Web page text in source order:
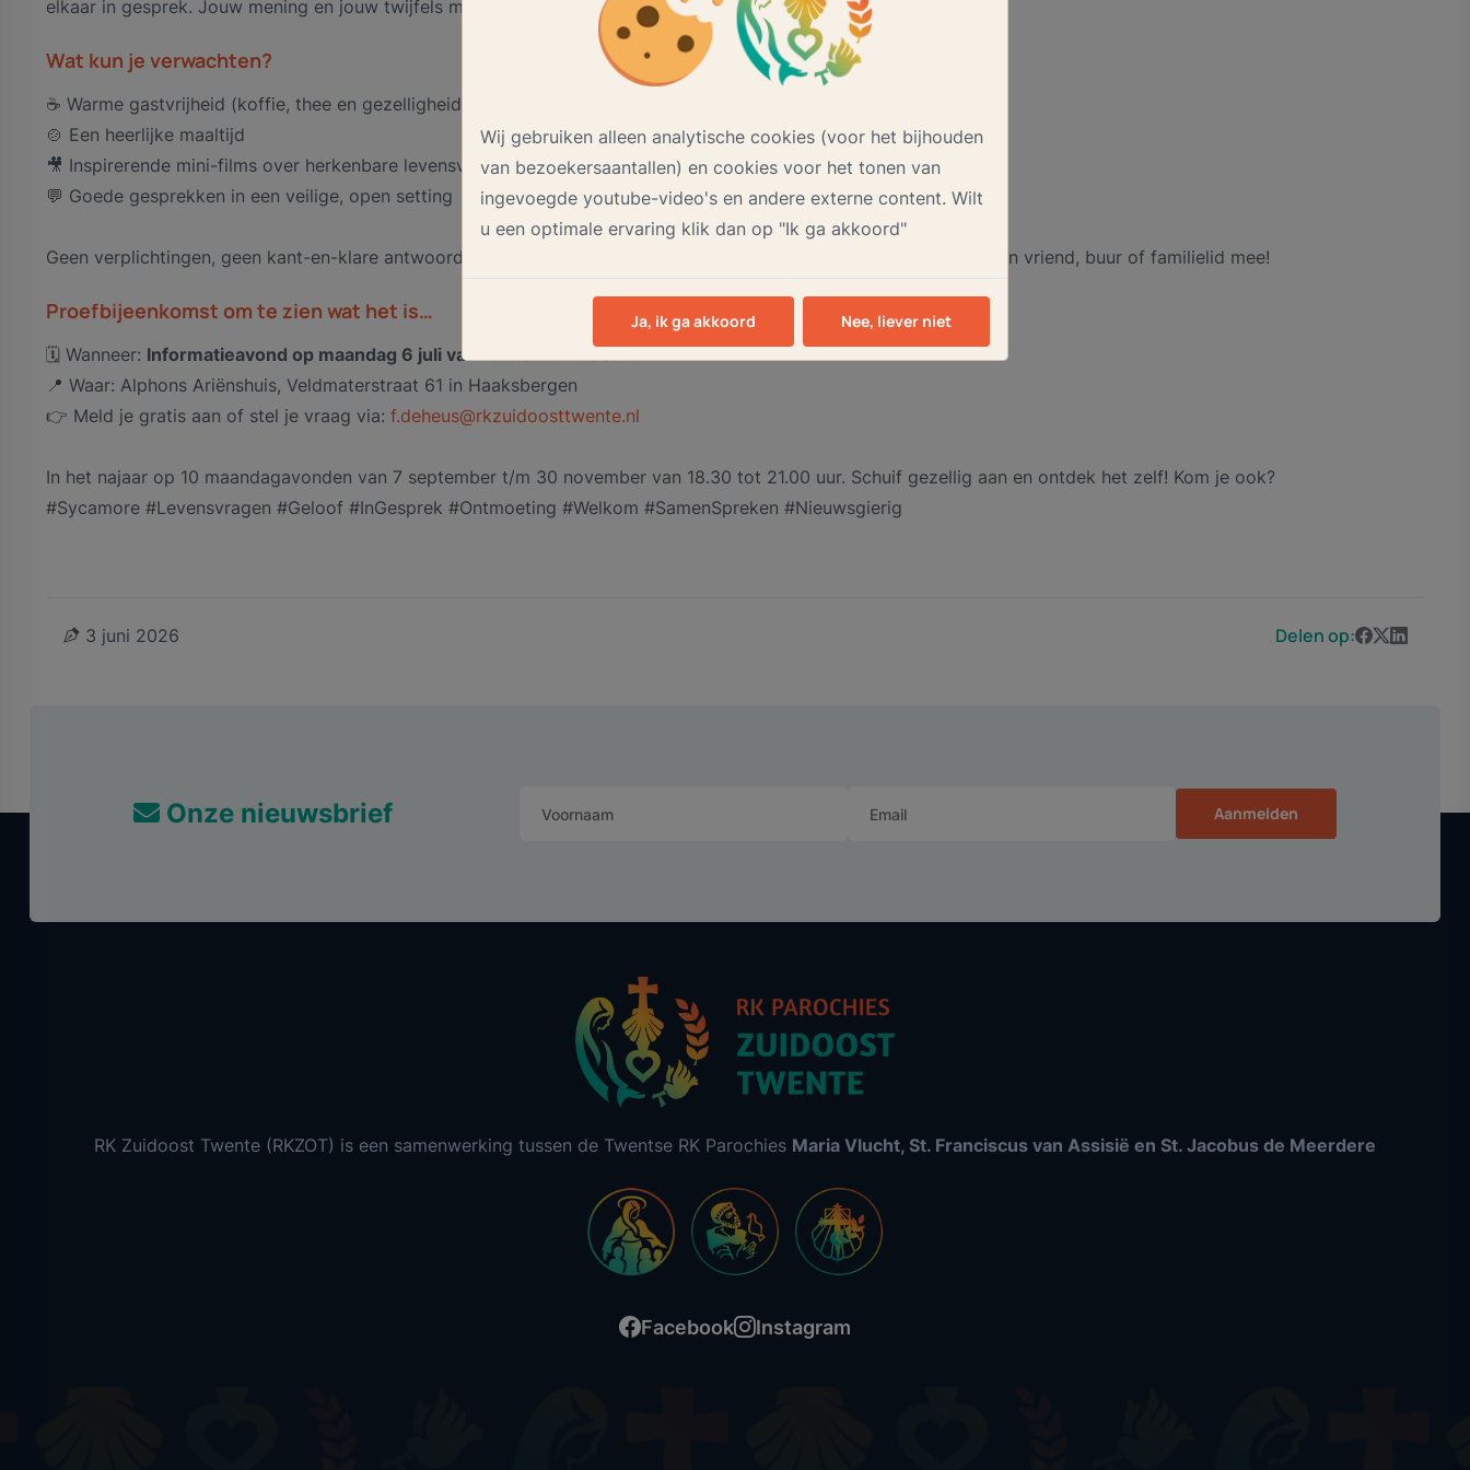
Wij gebruiken alleen analytische cookies (voor het bijhouden
van bezoekersaantallen) en cookies voor het tonen van
ingevoegde youtube-video's en andere externe content. Wilt
u een optimale ervaring klik dan op "Ik ga akkoord"
Ja, ik ga akkoord Nee, liever niet
elkaar in gesprek. Jouw mening en jouw twijfels mogen er helemaal zijn.
Wat kun je verwachten?
☕ Warme gastvrijheid (koffie, thee en gezelligheid)
🍲 Een heerlijke maaltijd
🎥 Inspirerende mini-films over herkenbare levensvragen
💬 Goede gesprekken in een veilige, open setting
Geen verplichtingen, geen kant-en-klare antwoorden, wel nieuwe inzichten en mooie ontmoetingen. Neem gerust een vriend, buur of familielid mee!
Proefbijeenkomst om te zien wat het is…
🗓️ Wanneer: Informatieavond op maandag 6 juli van 19.30 tot 21.00 uur
📍 Waar: Alphons Ariënshuis, Veldmaterstraat 61 in Haaksbergen
👉 Meld je gratis aan of stel je vraag via: f.deheus@rkzuidoosttwente.nl
In het najaar op 10 maandagavonden van 7 september t/m 30 november van 18.30 tot 21.00 uur. Schuif gezellig aan en ontdek het zelf! Kom je ook?
#Sycamore #Levensvragen #Geloof #InGesprek #Ontmoeting #Welkom #SamenSpreken #Nieuwsgierig
3 juni 2026 Delen op:
Onze nieuwsbrief Aanmelden
RK Zuidoost Twente (RKZOT) is een samenwerking tussen de Twentse RK Parochies Maria Vlucht, St. Franciscus van Assisië en St. Jacobus de Meerdere
Facebook Instagram